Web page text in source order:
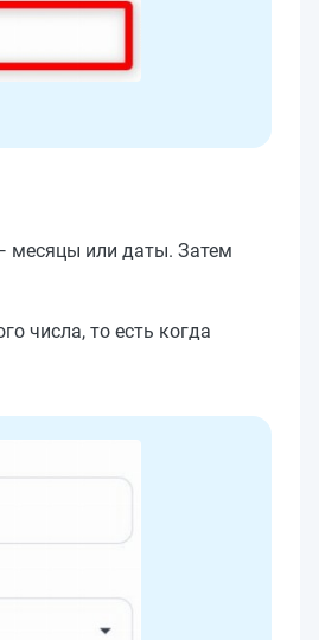
месяцы или даты. Затем
числа, то есть когда